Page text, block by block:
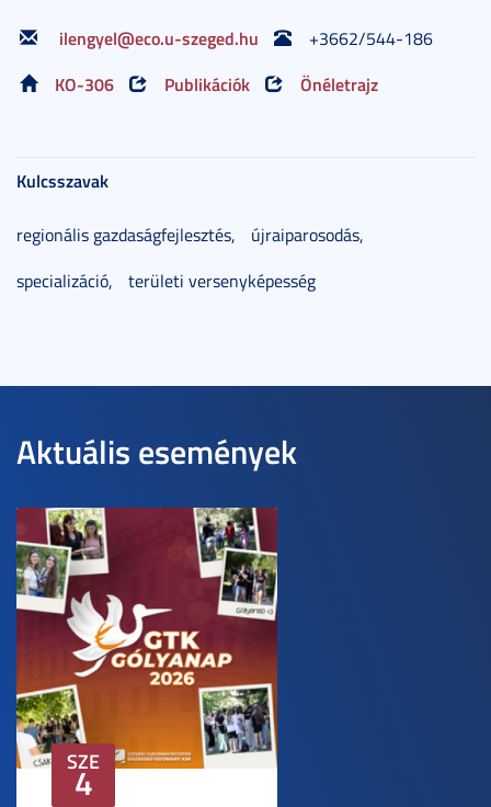
ilengyel@eco.u-szeged.hu +3662/544-186
KO-306 Publikációk Önéletrajz
Kulcsszavak
regionális gazdaságfejlesztés,
újraiparosodás,
specializáció,
területi versenyképesség
Aktuális események
SZE
4